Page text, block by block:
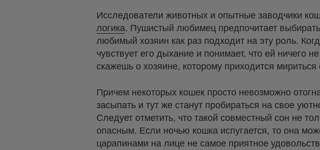
Исследователи животных и опытные заводчики
логика. Пушистый любимец предпочитает
любимый хозяин как раз подходит на эту роль.
чувствует его дыхание и понимает, что ей ничего
скажешь о хозяине, которому приходится
Причем некоторых кошек просто невозможно
засыпать и тут же станут пробираться на свое
Следует отметить, что такой совместный сон не
опасным. Если ночью кошка испугается, то она
царапинами на лице не самое приятное